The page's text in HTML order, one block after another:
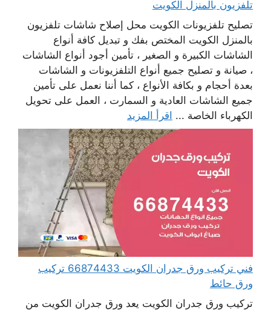
تلفزيون بالمنزل الكويت
تصليح تلفزيونات الكويت محل إصلاح شاشات تلفزيون
بالمنزل الكويت المختص بفك و تبديل كافة أنواع
الشاشات الكبيرة و الصغير ، تأمين أجود أنواع الشاشات
، صيانة و تصليح جميع أنواع التلفزيونات و الشاشات
بعدة أحجام و بكافة الأنواع ، كما أننا نعمل على تأمين
جميع الشاشات العادية و السمارت ، العمل على تحويل
الكهرباء الخاصة ... اقرأ المزيد
فني تركيب ورق جدران الكويت 66874433 تركيب
ورق حائط
تركيب ورق جدران الكويت يعد ورق جدران الكويت من